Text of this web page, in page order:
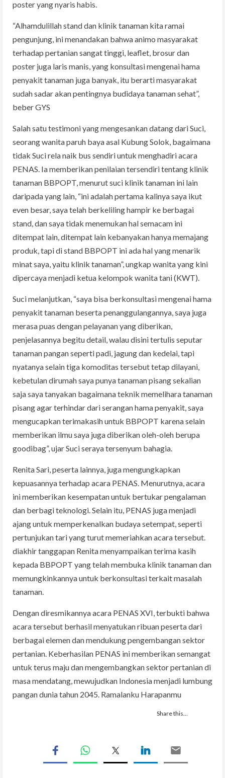
poster yang nyaris habis.
“Alhamdulillah stand dan klinik tanaman kita ramai
pengunjung, ini menandakan bahwa animo masyarakat
terhadap pertanian sangat tinggi, leaflet, brosur dan
poster juga laris manis, yang konsultasi mengenai hama
penyakit tanaman juga banyak, itu berarti masyarakat
sudah sadar akan pentingnya budidaya tanaman sehat”,
beber GYS
Salah satu testimoni yang mengesankan datang dari Suci,
seorang wanita paruh baya asal Kubung Solok, bagaimana
tidak Suci rela naik bus sendiri untuk menghadiri acara
PENAS. Ia memberikan penilaian tersendiri tentang klinik
tanaman BBPOPT, menurut suci klinik tanaman ini lain
daripada yang lain, “ini adalah pertama kalinya saya ikut
even besar, saya telah berkeliling hampir ke berbagai
stand, dan saya tidak menemukan hal semacam ini
ditempat lain, ditempat lain kebanyakan hanya memajang
produk, tapi di stand BBPOPT ini ada hal yang menarik
minat saya, yaitu klinik tanaman”, ungkap wanita yang kini
dipercaya menjadi ketua kelompok wanita tani (KWT).
Suci melanjutkan, “saya bisa berkonsultasi mengenai hama
penyakit tanaman beserta penanggulangannya, saya juga
merasa puas dengan pelayanan yang diberikan,
penjelasannya begitu detail, walau disini tertulis seputar
tanaman pangan seperti padi, jagung dan kedelai, tapi
nyatanya selain tiga komoditas tersebut tetap dilayani,
kebetulan dirumah saya punya tanaman pisang sekalian
saja saya tanyakan bagaimana teknik memelihara tanaman
pisang agar terhindar dari serangan hama penyakit, saya
mengucapkan terimakasih untuk BBPOPT karena selain
memberikan ilmu saya juga diberikan oleh-oleh berupa
goodibag”, ujar Suci seraya tersenyum bahagia.
Renita Sari, peserta lainnya, juga mengungkapkan
kepuasannya terhadap acara PENAS. Menurutnya, acara
ini memberikan kesempatan untuk bertukar pengalaman
dan berbagi teknologi. Selain itu, PENAS juga menjadi
ajang untuk memperkenalkan budaya setempat, seperti
pertunjukan tari yang turut memeriahkan acara tersebut.
diakhir tanggapan Renita menyampaikan terima kasih
kepada BBPOPT yang telah membuka klinik tanaman dan
memungkinkannya untuk berkonsultasi terkait masalah
tanaman.
Dengan diresmikannya acara PENAS XVI, terbukti bahwa
acara tersebut berhasil menyatukan ribuan peserta dari
berbagai elemen dan mendukung pengembangan sektor
pertanian. Keberhasilan PENAS ini memberikan semangat
untuk terus maju dan mengembangkan sektor pertanian di
masa mendatang, mewujudkan Indonesia menjadi lumbung
pangan dunia tahun 2045. Ramalanku Harapanmu
Share this…